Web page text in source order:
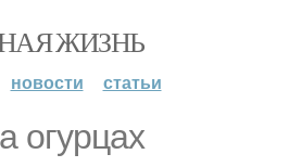
ЖИЗНЬ
новости статьи
огурцах